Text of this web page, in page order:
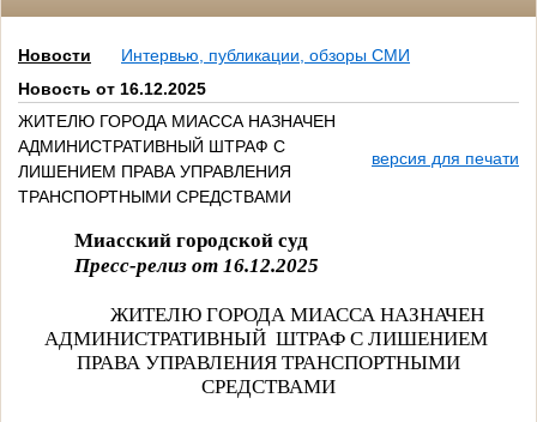
Новости
Интервью, публикации, обзоры СМИ
Новость от 16.12.2025
ЖИТЕЛЮ ГОРОДА МИАССА НАЗНАЧЕН
АДМИНИСТРАТИВНЫЙ ШТРАФ С
ЛИШЕНИЕМ ПРАВА УПРАВЛЕНИЯ
ТРАНСПОРТНЫМИ СРЕДСТВАМИ
версия для печати
Миасский городской суд
Пресс-релиз от 16.12.2025
ЖИТЕЛЮ ГОРОДА МИАССА НАЗНАЧЕН
АДМИНИСТРАТИВНЫЙ ШТРАФ С ЛИШЕНИЕМ
ПРАВА УПРАВЛЕНИЯ ТРАНСПОРТНЫМИ
СРЕДСТВАМИ